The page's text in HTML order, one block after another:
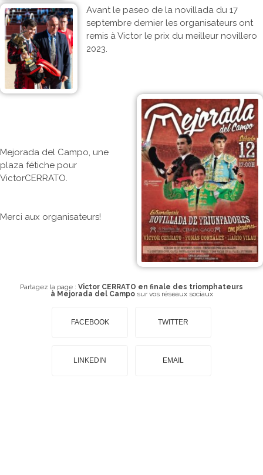
Avant le paseo de la novillada du 17
septembre dernier les organisateurs ont
remis à Victor le prix du meilleur novillero
2023.
Mejorada del Campo, une
plaza fétiche pour
VictorCERRATO.
Merci aux organisateurs!
Partagez la page : Victor CERRATO en finale des triomphateurs
à Mejorada del Camposur vos réseaux sociaux
FACEBOOK TWITTER
LINKEDIN EMAIL